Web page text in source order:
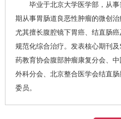
毕业于北京大学医学部，从事
期从事胃肠道良恶性肿瘤的微创治
尤其擅长腹腔镜下胃癌、结直肠癌
规范化综合治疗。发表核心期刊
药教育协会腹部肿瘤康复分会、
外科分会、北京整合医学会结直
委员。